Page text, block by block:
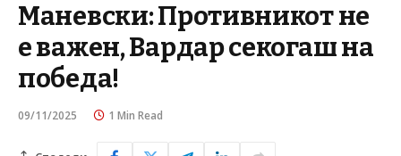
Маневски: Противникот не
е важен, Вардар секогаш на
победа!
09/11/2025 1 Min Read